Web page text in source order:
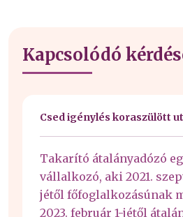
Kapcsolódó
Csed igénylés koraszülött
Takarító átalányadózó
vállalkozó, aki 2021.
jétől főfoglalkozásúnak
2023. február 1-jétől